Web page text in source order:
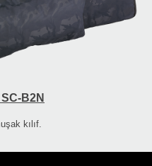
B2N
kılıf.